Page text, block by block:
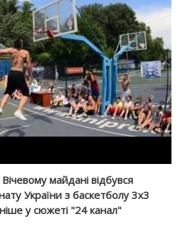
майдані відбувся
України з баскетболу 3х3
у сюжеті "24 канал"